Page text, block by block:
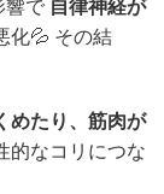
響で 自律神経が
化💦 その結
めたり、筋肉が
的なコリにつな